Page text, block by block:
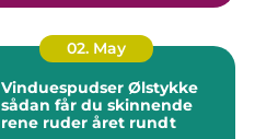
02. May
Vinduespudser Ølstykke
sådan får du skinnende
rene ruder året rundt